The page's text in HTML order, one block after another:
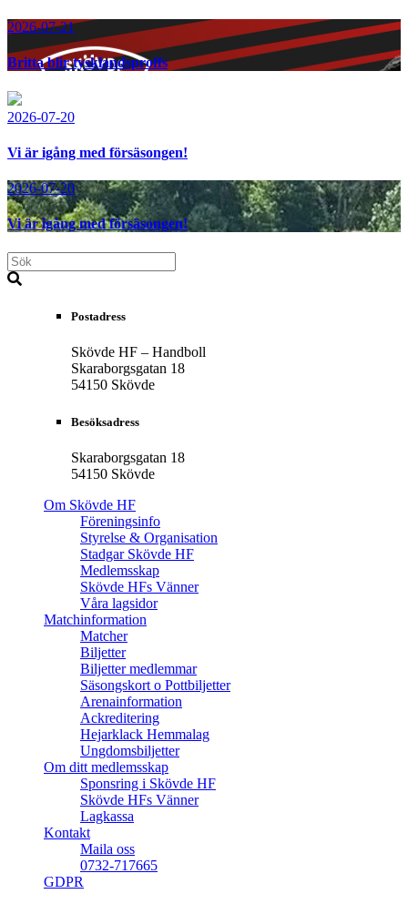
2026-07-21
Britta blir tysklandsproffs
2026-07-20
Vi är igång med försäsongen!
2026-07-20
Vi är igång med försäsongen!
Postadress
Skövde HF – Handboll
Skaraborgsgatan 18
54150 Skövde
Besöksadress
Skaraborgsgatan 18
54150 Skövde
Om Skövde HF
Föreningsinfo
Styrelse & Organisation
Stadgar Skövde HF
Medlemsskap
Skövde HFs Vänner
Våra lagsidor
Matchinformation
Matcher
Biljetter
Biljetter medlemmar
Säsongskort o Pottbiljetter
Arenainformation
Ackreditering
Hejarklack Hemmalag
Ungdomsbiljetter
Om ditt medlemsskap
Sponsring i Skövde HF
Skövde HFs Vänner
Lagkassa
Kontakt
Maila oss
0732-717665
GDPR